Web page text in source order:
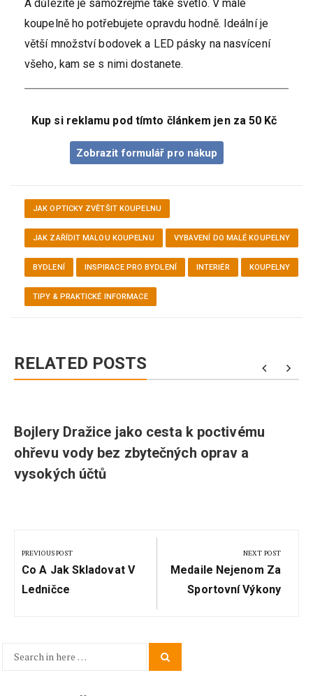
A důležité je samozřejmě také světlo. V malé
koupelně ho potřebujete opravdu hodně. Ideální je
větší množství bodovek a LED pásky na nasvícení
všeho, kam se s nimi dostanete.
Kup si reklamu pod tímto článkem jen za 50 Kč
Zobrazit formulář pro nákup
JAK OPTICKY ZVĚTŠIT KOUPELNU
JAK ZAŘÍDIT MALOU KOUPELNU VYBAVENÍ DO MALÉ KOUPELNY
BYDLENÍ INSPIRACE PRO BYDLENÍ INTERIÉR KOUPELNY
TIPY & PRAKTICKÉ INFORMACE
RELATED POSTS
Bojlery Dražice jako cesta k poctivému
ohřevu vody bez zbytečných oprav a
vysokých účtů
pro
příspěvek
PREVIOUS POST
Previous
Post:
Co A Jak Skladovat V
Ledničce
NEXT POST
Next
Post:
Medaile Nejenom Za
Sportovní Výkony
Search